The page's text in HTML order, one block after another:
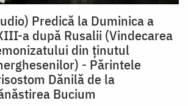
Predică la Duminica a
a după Rusalii (Vindecarea
din ținutul
- Părintele
Dănilă de la
Bucium